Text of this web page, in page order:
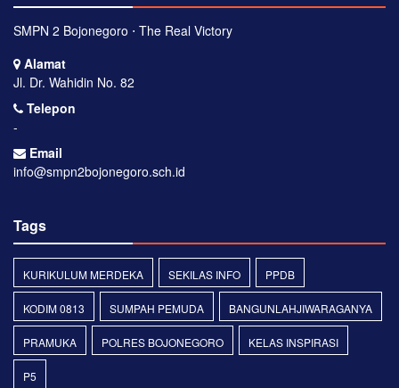
SMPN 2 Bojonegoro ⋅ The Real Victory
Alamat
Jl. Dr. Wahidin No. 82
Telepon
-
Email
info@smpn2bojonegoro.sch.id
Tags
KURIKULUM MERDEKA SEKILAS INFO PPDB
KODIM 0813 SUMPAH PEMUDA BANGUNLAHJIWARAGANYA
PRAMUKA POLRES BOJONEGORO KELAS INSPIRASI
P5